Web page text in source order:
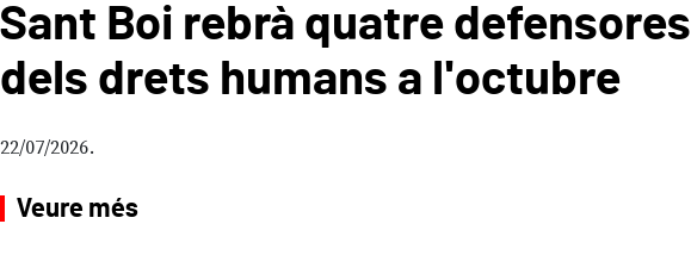
Sant Boi rebrà quatre defensores
dels drets humans a l'octubre
22/07/2026
Veure més